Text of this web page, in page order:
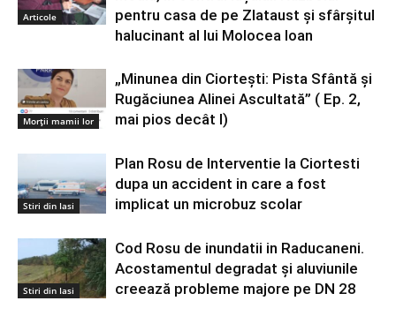
Articole
pentru casa de pe Zlataust și sfârșitul
halucinant al lui Molocea Ioan
Morții mamii lor
„Minunea din Ciortești: Pista Sfântă și
Rugăciunea Alinei Ascultată” ( Ep. 2,
mai pios decât I)
Stiri din Iasi
Plan Rosu de Interventie la Ciortesti
dupa un accident in care a fost
implicat un microbuz scolar
Stiri din Iasi
Cod Rosu de inundatii in Raducaneni.
Acostamentul degradat și aluviunile
creează probleme majore pe DN 28